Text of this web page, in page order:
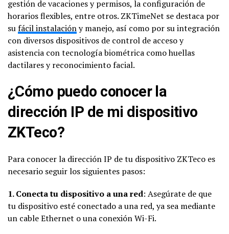
gestión de vacaciones y permisos, la configuración de
horarios flexibles, entre otros. ZKTimeNet se destaca por
sufácil instalacióny manejo, así como por su integración
con diversos dispositivos de control de acceso y
asistencia con tecnología biométrica como huellas
dactilares y reconocimiento facial.
¿Cómo puedo conocer la
dirección IP de mi dispositivo
ZKTeco?
Para conocer la dirección IP de tu dispositivo ZKTeco es
necesario seguir los siguientes pasos:
1. Conecta tu dispositivo a una red: Asegúrate de que
tu dispositivo esté conectado a una red, ya sea mediante
un cable Ethernet o una conexión Wi-Fi.